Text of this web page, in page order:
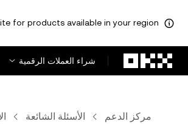
for products available in your region.
شراء العملات الرقمية
مركز الدعم الأسئلة الشائعة